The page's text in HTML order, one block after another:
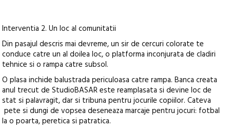
Interventia 2. Un loc al comunitatii
Din pasajul descris mai devreme, un sir de cercuri colorate te
conduce catre un al doilea loc, o platforma inconjurata de cladiri
tehnice si o rampa catre subsol.
O plasa inchide balustrada periculoasa catre rampa. Banca creata
anul trecut de StudioBASAR este reamplasata si devine loc de
stat si palavragit, dar si tribuna pentru jocurile copiilor. Cateva
pete si dungi de vopsea deseneaza marcaje pentru jocuri: fotbal
la o poarta, peretica si patratica.